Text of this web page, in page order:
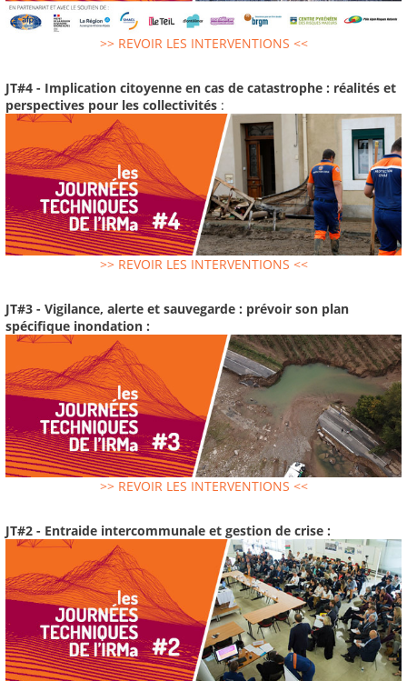
>> REVOIR LES INTERVENTIONS <<
JT#4 - Implication citoyenne en cas de catastrophe : réalités et
perspectives pour les collectivités :
>> REVOIR LES INTERVENTIONS <<
JT#3 - Vigilance, alerte et sauvegarde : prévoir son plan
spécifique inondation :
>> REVOIR LES INTERVENTIONS <<
JT#2 - Entraide intercommunale et gestion de crise :